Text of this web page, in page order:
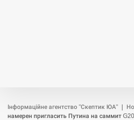
Інформаційне агентство "Скептик ЮА"
намерен пригласить Путина на саммит